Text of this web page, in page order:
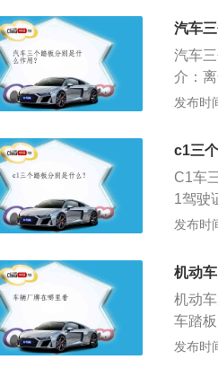
合器
符合
合理
汽车
汽车
介：
轮的
逐渐
有：
性好
发布时
c1三
C1车
1驾驶
驾驶
坐人
中型
行机
驶总
的一
发布时
机动
机动
车踏
样安
发布时